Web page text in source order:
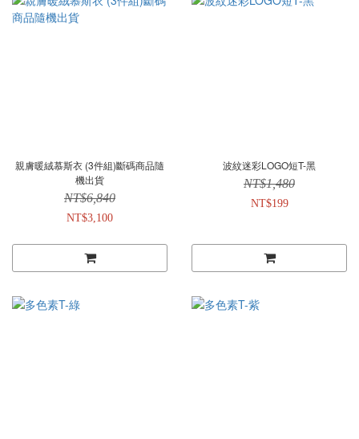
親膚暖絨慕斯衣 (3件組)斷碼商品隨
機出貨
NT$6,840
NT$3,100
波紋迷彩LOGO短T-黑
NT$1,480
NT$199